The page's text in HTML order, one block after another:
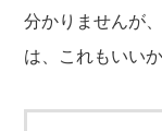
分かりませんが
は、これもいい